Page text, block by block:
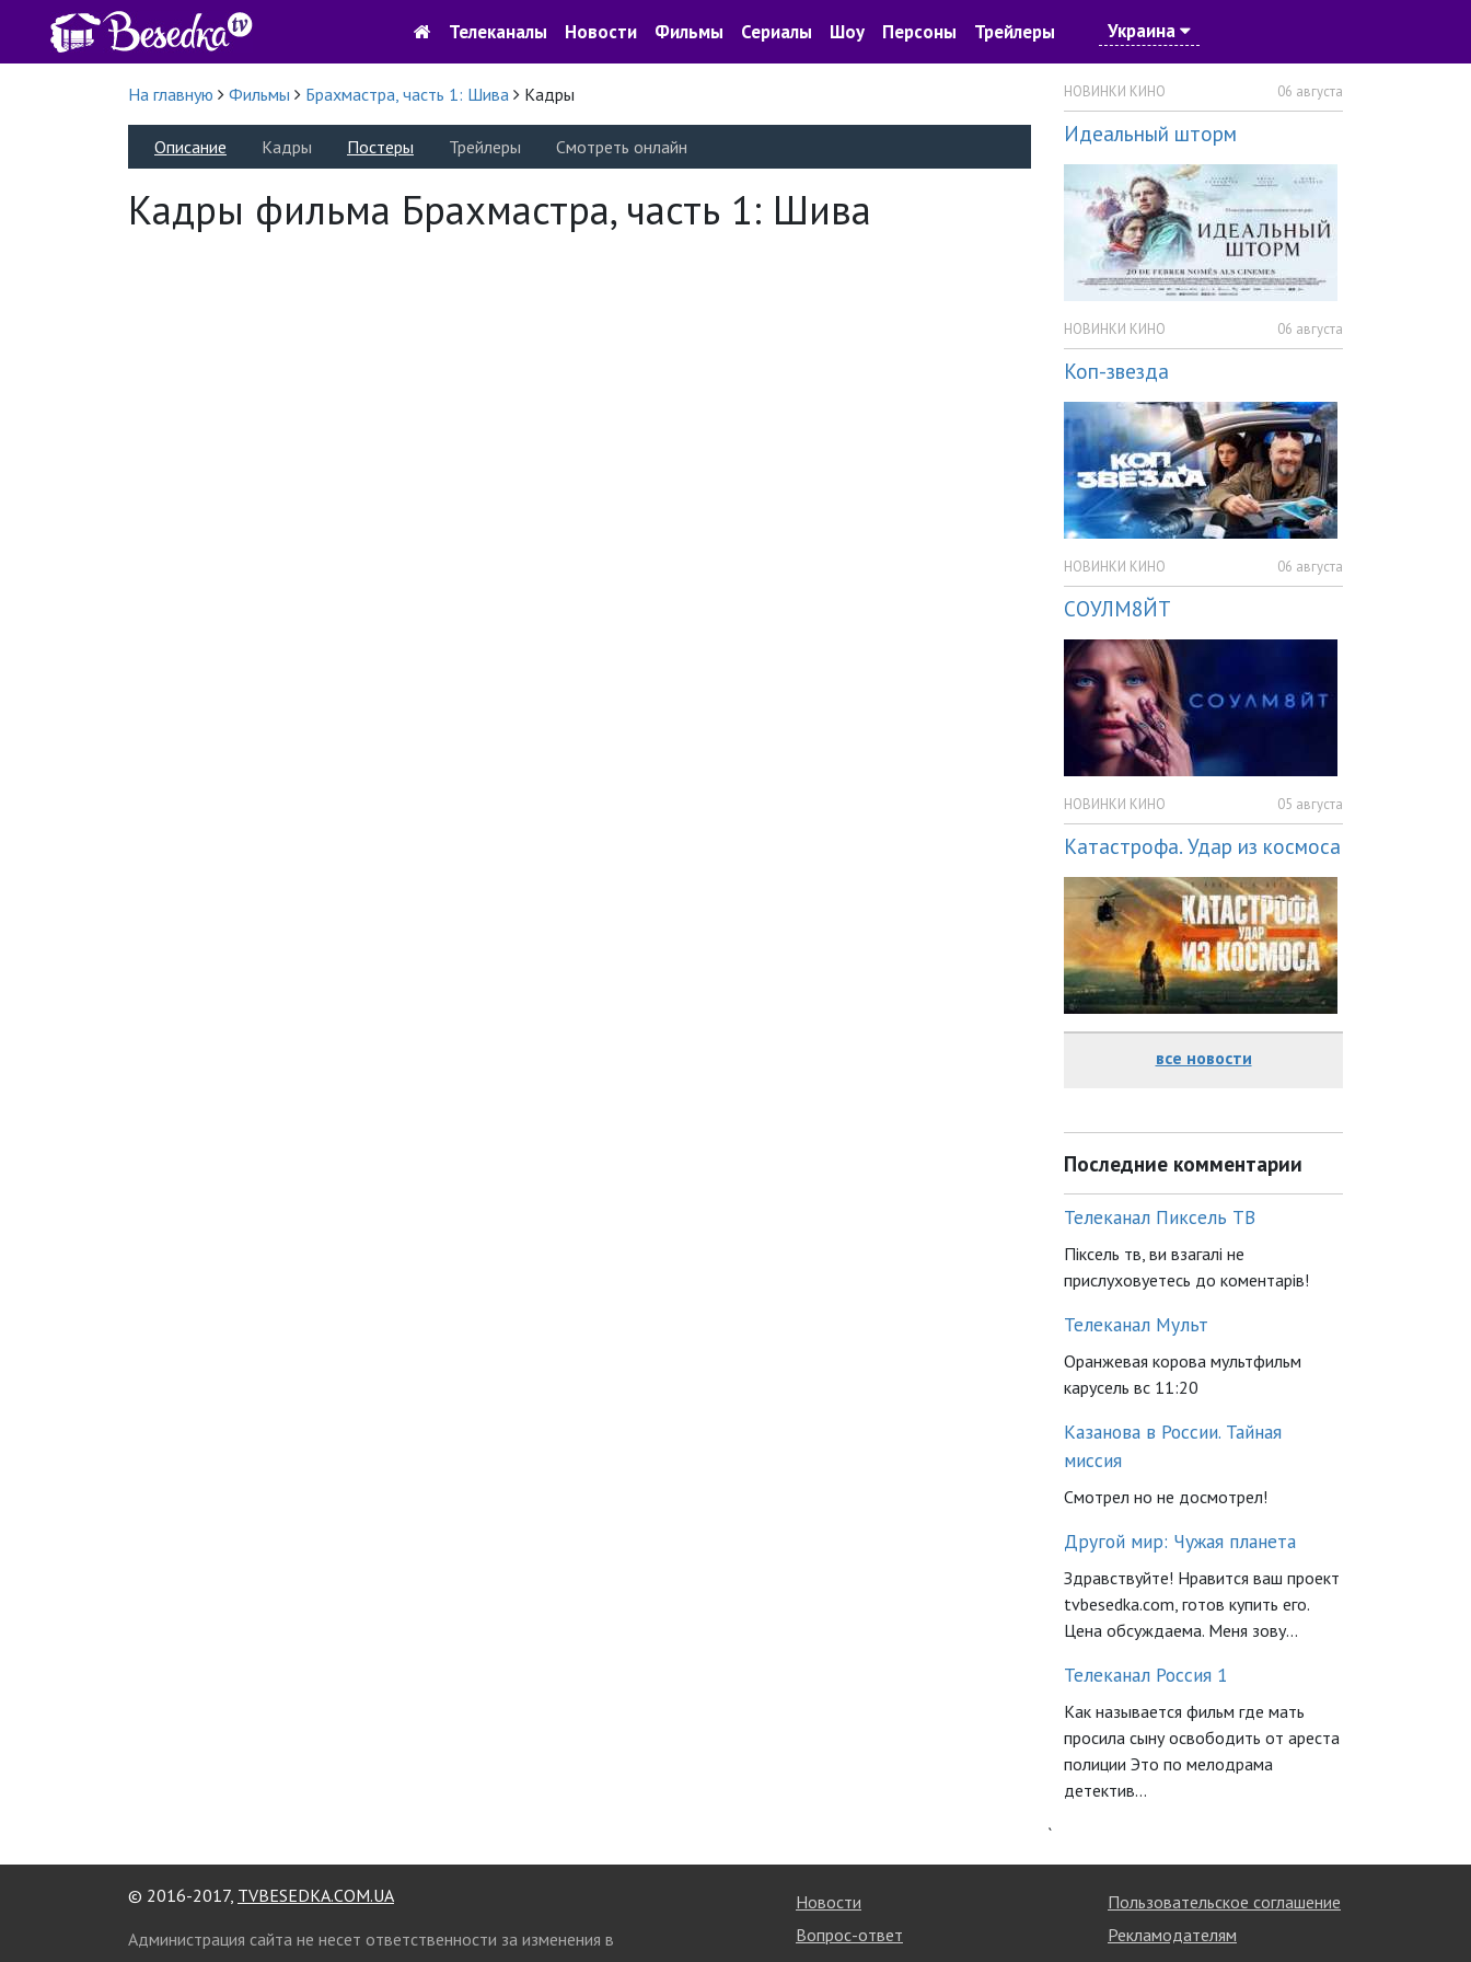
Телеканалы Новости Фильмы Сериалы Шоу Персоны Трейлеры Украина
На главную Фильмы Брахмастра, часть 1: Шива Кадры
Описание Кадры Постеры Трейлеры Смотреть онлайн
Кадры фильма Брахмастра, часть 1: Шива
НОВИНКИ КИНО 06 августа
Идеальный шторм
НОВИНКИ КИНО 06 августа
Коп-звезда
НОВИНКИ КИНО 06 августа
СОУЛМ8ЙТ
НОВИНКИ КИНО 05 августа
Катастрофа. Удар из космоса
все новости
Последние комментарии
Телеканал Пиксель ТВ
Піксель тв, ви взагалі не
прислуховуетесь до коментарів!
Телеканал Мульт
Оранжевая корова мультфильм
карусель вс 11:20
Казанова в России. Тайная
миссия
Смотрел но не досмотрел!
Другой мир: Чужая планета
Здравствуйте! Нравится ваш проект
tvbesedka.com, готов купить его.
Цена обсуждаема. Меня зову...
Телеканал Россия 1
Как называется фильм где мать
просила сыну освободить от ареста
полиции Это по мелодрама
детектив...
`
© 2016-2017, TVBESEDKA.COM.UA
Администрация сайта не несет ответственности за изменения в
Новости
Вопрос-ответ
Пользовательское соглашение
Рекламодателям